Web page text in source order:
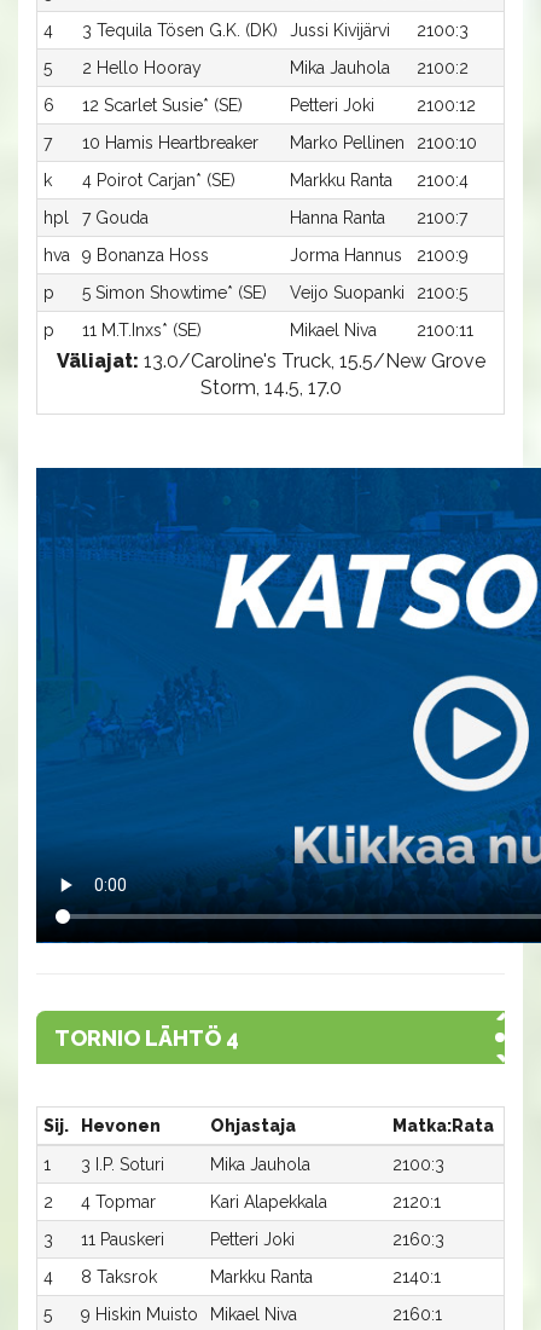
4
3 Tequila Tösen G.K. (DK) Jussi Kivijärvi 2100:3
5
2 Hello Hooray Mika Jauhola 2100:2
6
12 Scarlet Susie* (SE) Petteri Joki 2100:12
7
10 Hamis Heartbreaker Marko Pellinen 2100:10
k
4 Poirot Carjan* (SE) Markku Ranta 2100:4
hpl
7 Gouda Hanna Ranta 2100:7
hva
9 Bonanza Hoss Jorma Hannus 2100:9
p
5 Simon Showtime* (SE) Veijo Suopanki 2100:5
p
11 M.T.Inxs* (SE) Mikael Niva 2100:11
Väliajat: 13.0/Caroline's Truck, 15.5/New Grove
Storm, 14.5, 17.0
TORNIO LÄHTÖ 4
Sij. Hevonen Ohjastaja Matka:Rata
1
3 I.P. Soturi Mika Jauhola 2100:3
2
4 Topmar Kari Alapekkala 2120:1
3
11 Pauskeri Petteri Joki 2160:3
4
8 Taksrok Markku Ranta 2140:1
5
9 Hiskin Muisto Mikael Niva 2160:1